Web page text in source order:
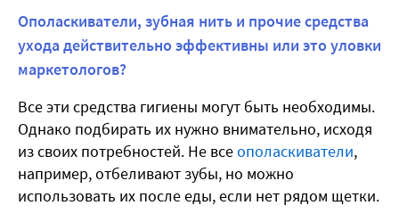
Ополаскиватели, зубная нить и прочие средства
ухода действительно эффективны или это уловки
маркетологов?
Все эти средства гигиены могут быть необходимы.
Однако подбирать их нужно внимательно, исходя
из своих потребностей. Не всеополаскиватели,
например, отбеливают зубы, но можно
использовать их после еды, если нет рядом щетки.